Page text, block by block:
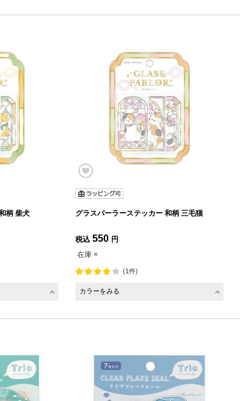
グラスパーラーステッカー 和柄 柴犬 グラスパーラーステッカー 和柄 三毛猫
税込 550 円
在庫 ×
(1件)
カラーをみる